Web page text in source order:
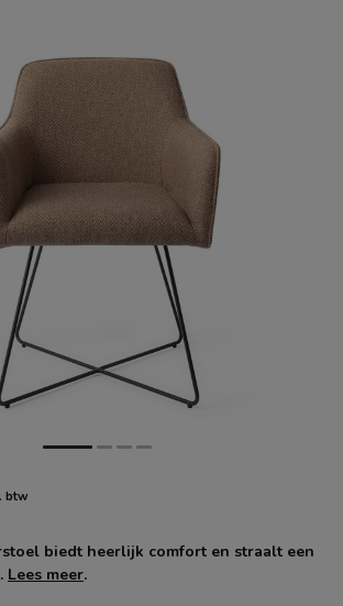
btw
biedt heerlijk comfort en straalt een
Lees meer.